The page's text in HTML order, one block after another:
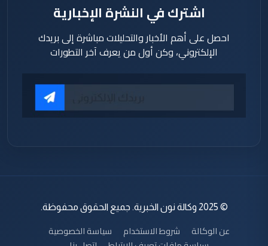
اشترك في النشرة الإخبارية
احصل على أهم الأخبار والتحليلات مباشرة إلى بريدك
الإلكتروني، وكن أول من يعرف آخر التطورات
© 2025 وكالة نون الخبرية. جميع الحقوق محفوظة.
عن الوكالة شروط الاستخدام
سياسة الخصوصية